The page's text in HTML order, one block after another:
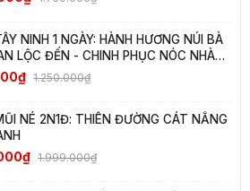
NINH 1 NGÀY: HÀNH HƯƠNG NÚI BÀ
LỘC ĐẾN - CHINH PHỤC NÓC NHÀ
1.250.000₫
NÉ 2N1Đ: THIÊN ĐƯỜNG CÁT NẮNG
1.999.000₫